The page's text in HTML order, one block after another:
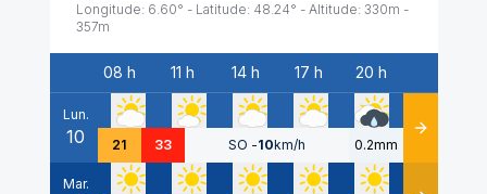
Longitude: 6.60° - Latitude: 48.24° - Altitude: 330m -
357m
Date
08 h 11 h 14 h 17 h 20 h
Lun.
10 21 33 SO -10km/h 0.2mm Détails
Mar.